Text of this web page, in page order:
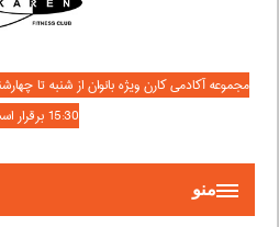
15:30 برقرار است.
منو